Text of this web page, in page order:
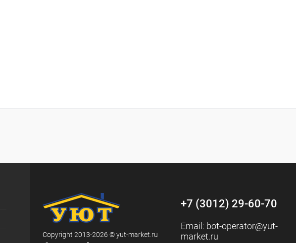
Copyright 2013-2026 © yut-market.ru
+7 (3012) 29-60-70
Email: bot-operator@yut-
market.ru